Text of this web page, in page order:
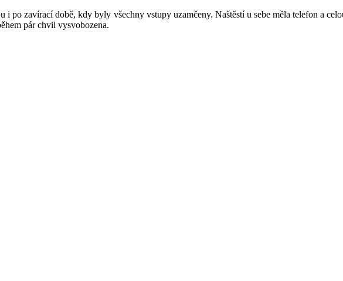
i po zavírací době, kdy byly všechny vstupy uzamčeny. Naštěstí u sebe měla telefon a
pár chvil vysvobozena.